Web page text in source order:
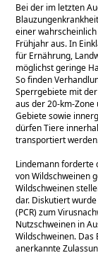
Bei der im letzten
einer
Frühjahr aus. In
für Ernährung,
möglichst geringe
So finden
Sperrgebiete mit
aus der 20-km-
Gebiete sowie
dürfen Tiere
transportiert
Lindemann forderte
von Wildschweinen
Wildschweinen
dar. Diskutiert
(PCR) zum
Nutzschweinen in
Wildschweinen.
anerkannte